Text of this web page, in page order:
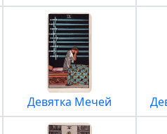
Девятка Мечей